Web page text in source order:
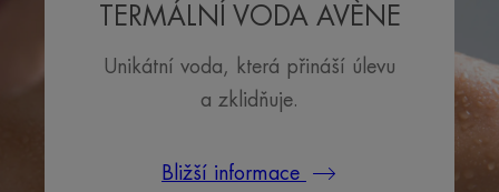
TERMÁLNÍ VODA AVÈNE
Unikátní voda, která přináší úlevu
a zklidňuje.
Bližší informace